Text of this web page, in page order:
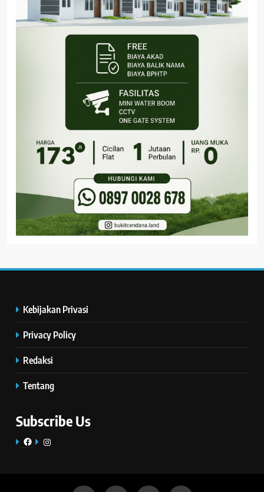
Kebijakan Privasi
Privacy Policy
Redaksi
Tentang
Subscribe Us
FacebookInstagram